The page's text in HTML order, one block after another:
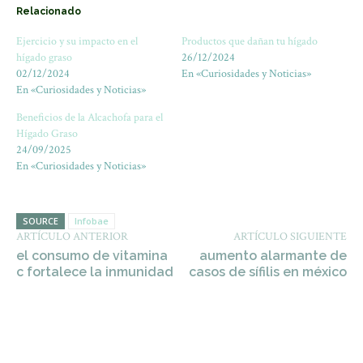
Relacionado
Ejercicio y su impacto en el
hígado graso
02/12/2024
En «Curiosidades y Noticias»
Productos que dañan tu hígado
26/12/2024
En «Curiosidades y Noticias»
Beneficios de la Alcachofa para el
Hígado Graso
24/09/2025
En «Curiosidades y Noticias»
SOURCE Infobae
ARTÍCULO ANTERIOR
el consumo de vitamina
c fortalece la inmunidad
ARTÍCULO SIGUIENTE
aumento alarmante de
casos de sífilis en méxico